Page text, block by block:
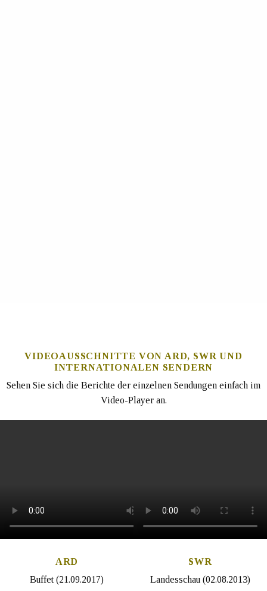
VIDEOAUSSCHNITTE VON ARD, SWR UND
INTERNATIONALEN SENDERN
Sehen Sie sich die Berichte der einzelnen Sendungen einfach im
Video-Player an.
ARD
Buffet (21.09.2017)
SWR
Landesschau (02.08.2013)